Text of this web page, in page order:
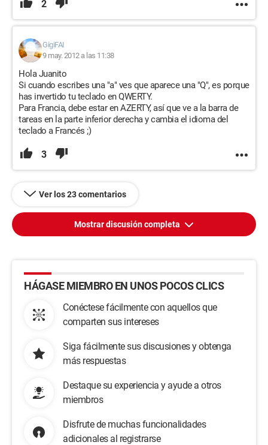
2
GigiFAI
9 may. 2012 a las 11:38
Hola Juanito
Si cuando escribes una "a" ves que aparece una "Q", es porque
has invertido tu teclado en QWERTY.
Para Francia, debe estar en AZERTY, así que ve a la barra de
tareas en la parte inferior derecha y cambia el idioma del
teclado a Francés ;)
3
Ver los 23 comentarios
Mostrar discusión completa
HÁGASE MIEMBRO EN UNOS POCOS CLICS
Conéctese fácilmente con aquellos que
comparten sus intereses
Siga fácilmente sus discusiones y obtenga
más respuestas
Destaque su experiencia y ayude a otros
miembros
Disfrute de muchas funcionalidades
adicionales al registrarse